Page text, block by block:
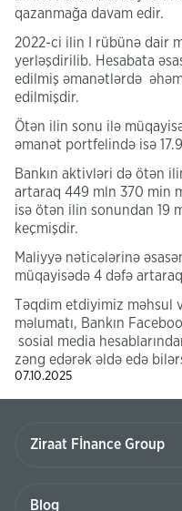
qazanmağa davam edir.
2022-ci ilin I rübünə dair
yerləşdirilib. Hesabata
edilmiş əmanətlərdə
edilmişdir.
Ötən ilin sonu ilə
əmanət portfelində isə
Bankın aktivləri də ötən
artaraq 449 mln 370 min
isə ötən ilin sonundan 19
keçmişdir.
Maliyyə nəticələrinə
müqayisədə 4 dəfə
Təqdim etdiyimiz məhsul
məlumatı, Bankın
sosial media
zəng edərək əldə edə
07.10.2025